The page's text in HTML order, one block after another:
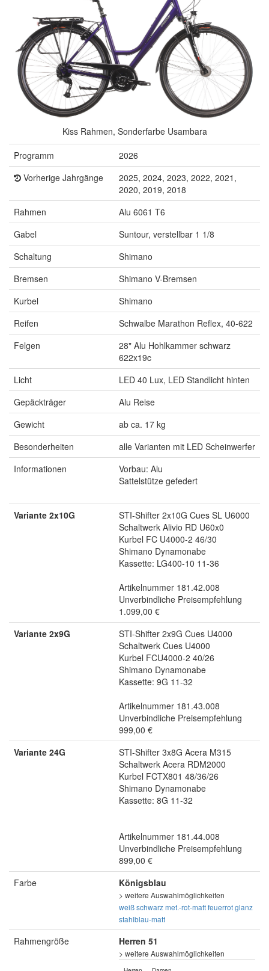
Kiss Rahmen, Sonderfarbe Usambara
Programm
2026
Vorherige Jahrgänge
2025, 2024, 2023, 2022, 2021,
2020, 2019, 2018
Rahmen
Alu 6061 T6
Gabel
Suntour, verstellbar 1 1/8
Schaltung
Shimano
Bremsen
Shimano V-Bremsen
Kurbel
Shimano
Reifen
Schwalbe Marathon Reflex, 40-622
Felgen
28" Alu Hohlkammer schwarz
622x19c
Licht
LED 40 Lux, LED Standlicht hinten
Gepäckträger
Alu Reise
Gewicht
ab ca. 17 kg
Besonderheiten
alle Varianten mit LED Scheinwerfer
Informationen
Vorbau: Alu
Sattelstütze gefedert
Variante 2x10G
STI-Shifter 2x10G Cues SL U6000
Schaltwerk Alivio RD U60x0
Kurbel FC U4000-2 46/30
Shimano Dynamonabe
Kassette: LG400-10 11-36
Artikelnummer 181.42.008
Unverbindliche Preisempfehlung
1.099,00 €
Variante 2x9G
STI-Shifter 2x9G Cues U4000
Schaltwerk Cues U4000
Kurbel FCU4000-2 40/26
Shimano Dynamonabe
Kassette: 9G 11-32
Artikelnummer 181.43.008
Unverbindliche Preisempfehlung
999,00 €
Variante 24G
STI-Shifter 3x8G Acera M315
Schaltwerk Acera RDM2000
Kurbel FCTX801 48/36/26
Shimano Dynamonabe
Kassette: 8G 11-32
Artikelnummer 181.44.008
Unverbindliche Preisempfehlung
899,00 €
Farbe
Königsblau
> weitere Auswahlmöglichkeiten
weißschwarzmet.-rot-mattfeuerrot glanz
stahlblau-matt
Rahmengröße Herren 51
> weitere Auswahlmöglichkeiten